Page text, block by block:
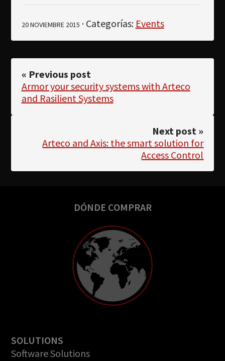
20 NOVIEMBRE 2015 · Categorías: Events
« Previous post
Armor your security systems with Arteco
and Rasilient Systems
Next post »
Arteco and Axis: the smart solution for
Access Control
DÓNDE COMPRAR
SOLUTIONS
Software Solutions